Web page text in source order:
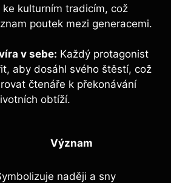
ke kulturním tradicím, což
poutek mezi generacemi.
v sebe: Každý protagonist
aby dosáhl svého štěstí, což
čtenáře k překonávání
obtíží.
Význam
naději a sny